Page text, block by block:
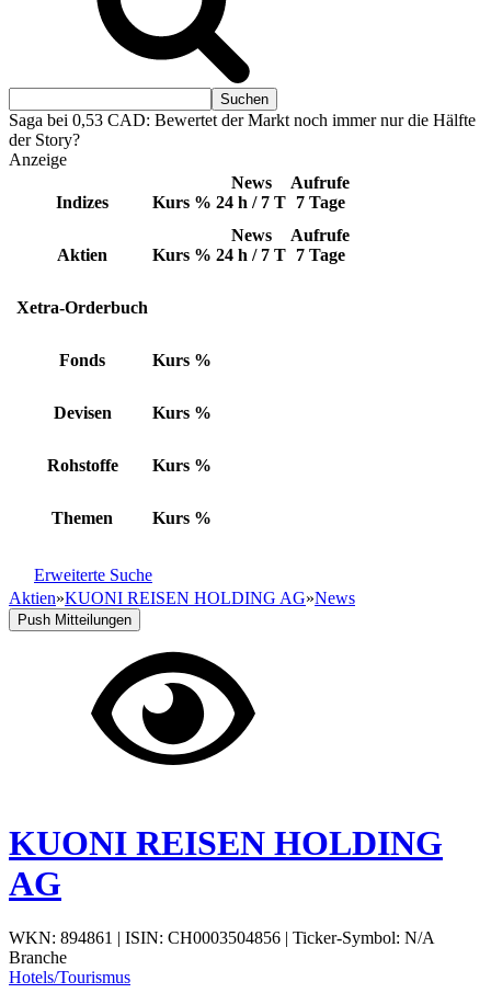
Saga bei 0,53 CAD: Bewertet der Markt noch immer nur die Hälfte
der Story?
Anzeige
Indizes Kurs %
News
24 h / 7 T
Aufrufe
7 Tage
Aktien Kurs %
News
24 h / 7 T
Aufrufe
7 Tage
Xetra-Orderbuch
Fonds Kurs %
Devisen Kurs %
Rohstoffe Kurs %
Themen Kurs %
Erweiterte Suche
Aktien»KUONI REISEN HOLDING AG»News
Push Mitteilungen
KUONI REISEN HOLDING
AG
WKN: 894861 | ISIN: CH0003504856 | Ticker-Symbol: N/A
Branche
Hotels/Tourismus